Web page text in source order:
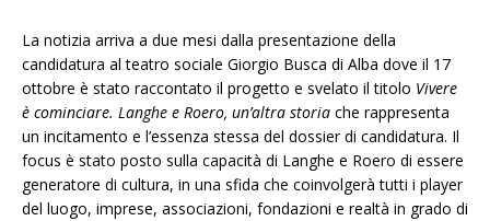
La notizia arriva a due mesi dalla presentazione della
candidatura al teatro sociale Giorgio Busca di Alba dove il 17
ottobre è stato raccontato il progetto e svelato il titolo Vivere
è cominciare. Langhe e Roero, un’altra storia che rappresenta
un incitamento e l’essenza stessa del dossier di candidatura. Il
focus è stato posto sulla capacità di Langhe e Roero di essere
generatore di cultura, in una sfida che coinvolgerà tutti i player
del luogo, imprese, associazioni, fondazioni e realtà in grado di